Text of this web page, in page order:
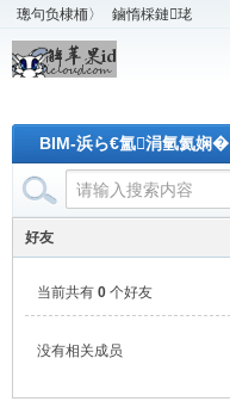
璁句负棣栭〉 鏀惰棌鏈珯
BIM-浜ら€氳涓氫氦娴�
好友
当前共有 0 个好友
没有相关成员